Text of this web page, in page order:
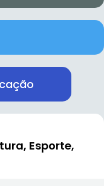
Esporte,